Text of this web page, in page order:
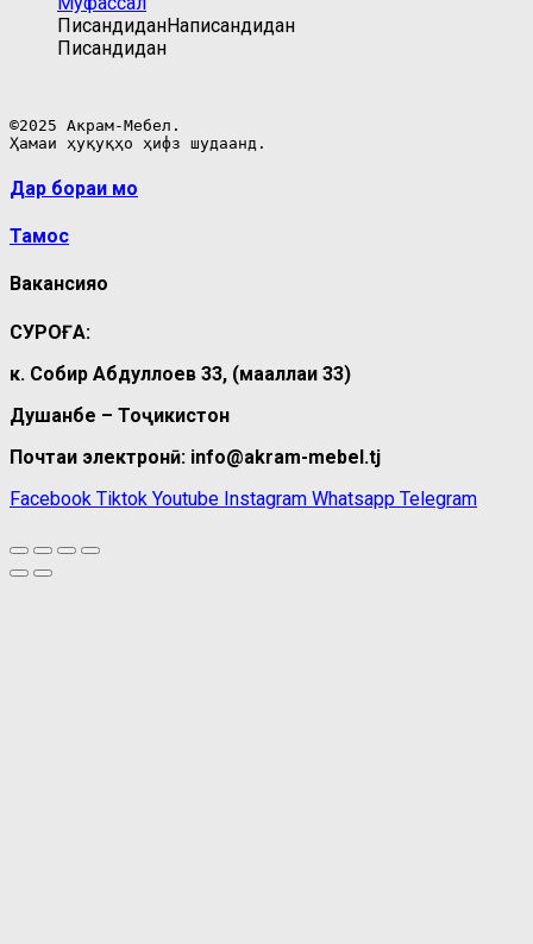
ПисандиданНаписандидан
Писандидан
©2025 Акрам-Мебел.
Ҳамаи ҳуқуқҳо ҳифз шудаанд.
Дар бораи мо
Тамос
Вакансияҳо
СУРОҒА:
к. Собир Абдуллоев 33, (маҳаллаи 33)
Душанбе – Тоҷикистон
Почтаи электронӣ: info@akram-mebel.tj
Facebook Tiktok Youtube Instagram Whatsapp Telegram